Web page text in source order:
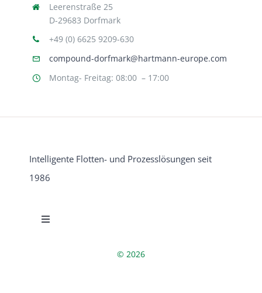
Leerenstraße 25
D-29683 Dorfmark
+49 (0) 6625 9209-630
compound-dorfmark@hartmann-europe.com
Montag- Freitag: 08:00 – 17:00
Intelligente Flotten- und Prozesslösungen seit
1986
Toggle
© 2026